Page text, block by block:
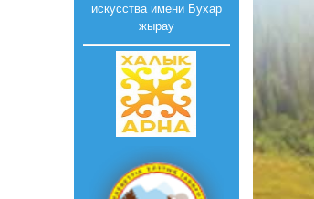
искусства имени Бухар
жырау